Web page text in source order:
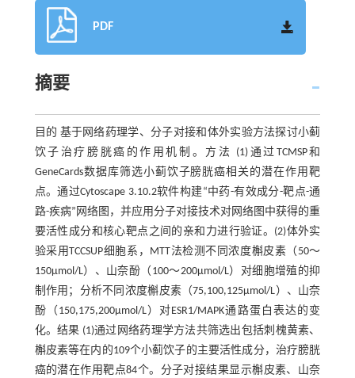
PDF
摘要
目的 基于网络药理学、分子对接和体外实验方法探讨小蓟
饮子治疗膀胱癌的作用机制。方法 (1)通过TCMSP和
GeneCards数据库筛选小蓟饮子膀胱癌相关的潜在作用靶
点。通过Cytoscape 3.10.2软件构建“中药-有效成分-靶点-通
路-疾病”网络图，并应用分子对接技术对网络图中获得的重
要活性成分和核心靶点之间的亲和力进行验证。(2)体外实
验采用TCCSUP细胞系，MTT法检测不同浓度槲皮素（50～
150μmol/L）、山奈酚（100～200μmol/L）对细胞增殖的抑
制作用；分析不同浓度槲皮素（75,100,125μmol/L）、山奈
酚（150,175,200μmol/L）对ESR1/MAPK通路蛋白表达的变
化。结果 (1)通过网络药理学方法共筛选出包括刺槐黄素、
槲皮素等在内的109个小蓟饮子的主要活性成分，治疗膀胱
癌的潜在作用靶点84个。分子对接结果显示槲皮素、山奈